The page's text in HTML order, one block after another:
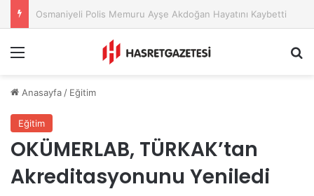
Osmaniye Belediyesi’nden Sahte Aramalara Kritik Uyarı
Anasayfa / Eğitim
Eğitim
OKÜMERLAB, TÜRKAK’tan
Akreditasyonunu Yeniledi